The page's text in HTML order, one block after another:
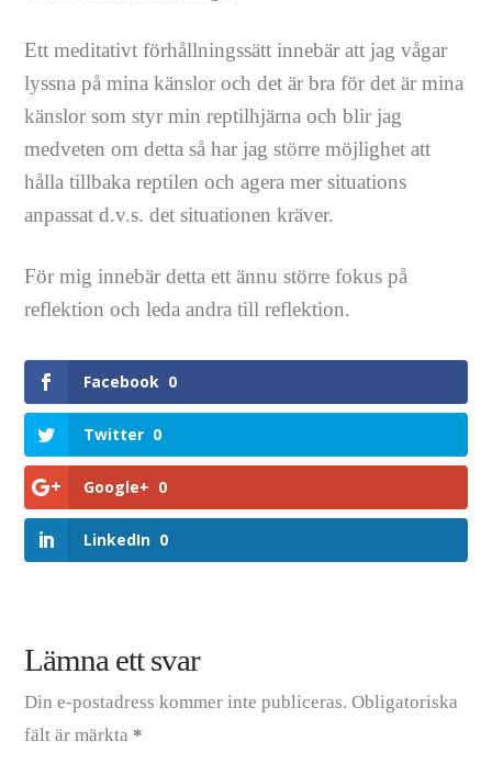
Ett meditativt förhållningssätt innebär att jag vågar
lyssna på mina känslor och det är bra för det är mina
känslor som styr min reptilhjärna och blir jag
medveten om detta så har jag större möjlighet att
hålla tillbaka reptilen och agera mer situations
anpassat d.v.s. det situationen kräver.
För mig innebär detta ett ännu större fokus på
reflektion och leda andra till reflektion.
Facebook 0
Twitter 0
Google+ 0
LinkedIn 0
Lämna ett svar
Din e-postadress kommer inte publiceras. Obligatoriska
fält är märkta *